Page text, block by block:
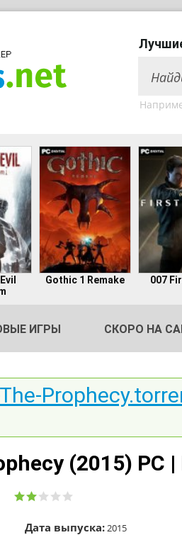
Gothic 1 Remake 007
ИГРЫ СКОРО НА
(2015) PC |
Дата выпуска:2015